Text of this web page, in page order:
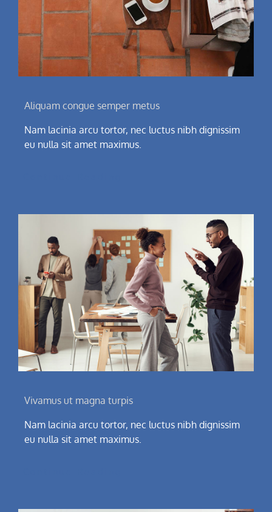
Aliquam congue semper metus
Nam lacinia arcu tortor, nec luctus nibh dignissim
eu nulla sit amet maximus.
Vivamus ut magna turpis
Nam lacinia arcu tortor, nec luctus nibh dignissim
eu nulla sit amet maximus.